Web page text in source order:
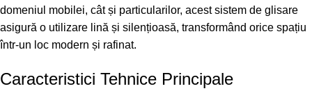
domeniul mobilei, cât și particularilor, acest sistem de glisare
asigură o utilizare lină și silențioasă, transformând orice spațiu
într-un loc modern și rafinat.
Caracteristici Tehnice Principale